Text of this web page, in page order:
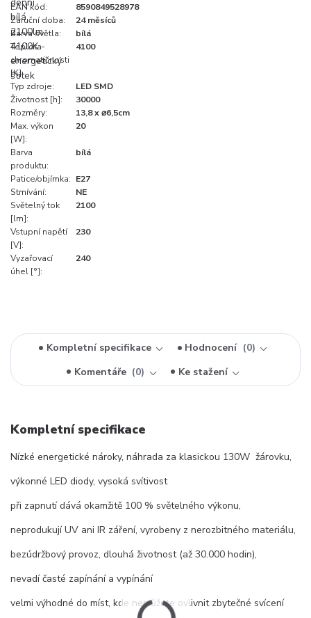
EAN kód:
8590849528978
Záruční doba:
24 měsíců
Barva světla:
bílá
Teplota
chromatičnosti
[K]:
4100
Typ zdroje:
LED SMD
Životnost [h]:
30000
Rozměry:
13,8 x ⌀6,5cm
Max. výkon
[W]:
20
Barva
produktu:
bílá
Patice/objímka: E27
Stmívání:
NE
Světelný tok
[lm]:
2100
Vstupní napětí
[V]:
230
Vyzařovací
úhel [°]:
240
Kompletní specifikace Hodnocení
0
Komentáře
0 Ke stažení
Kompletní specifikace
Nízké energetické nároky, náhrada za klasickou 130W žárovku,
výkonné LED diody, vysoká svítivost
při zapnutí dává okamžitě 100 % světelného výkonu,
neprodukují UV ani IR záření, vyrobeny z nerozbitného materiálu,
bezúdržbový provoz, dlouhá životnost (až 30.000 hodin),
nevadí časté zapínání a vypínání
velmi výhodné do míst, kde nemůžete ovlivnit zbytečné svícení